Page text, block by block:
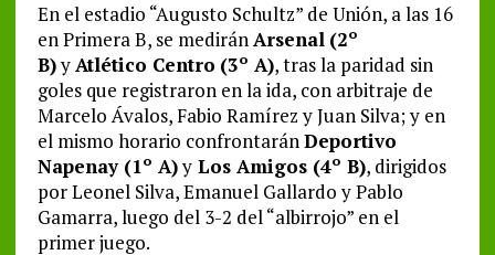
En el estadio “Augusto Schultz” de Unión, a las 16
en Primera B, se mediránArsenal (2º
B)yAtlético Centro (3º A), tras la paridad sin
goles que registraron en la ida, con arbitraje de
Marcelo Ávalos, Fabio Ramírez y Juan Silva; y en
el mismo horario confrontaránDeportivo
Napenay (1º A)yLos Amigos (4º B), dirigidos
por Leonel Silva, Emanuel Gallardo y Pablo
Gamarra, luego del 3-2 del “albirrojo” en el
primer juego.